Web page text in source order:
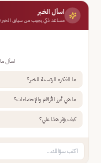
اسأل الخبر
مساعد ذكي يجيب من سياق الخبر
اسأل
ما الفكرة الرئيسية للخبر؟
ما هي أبرز الأرقام والإحصاءات؟
كيف يؤثر هذا علي؟